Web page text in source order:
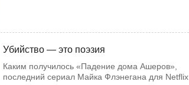
Убийство — это поэзия
Каким получилось «Падение дома Ашеров»,
последний сериал Майка Флэнегана для Netflix